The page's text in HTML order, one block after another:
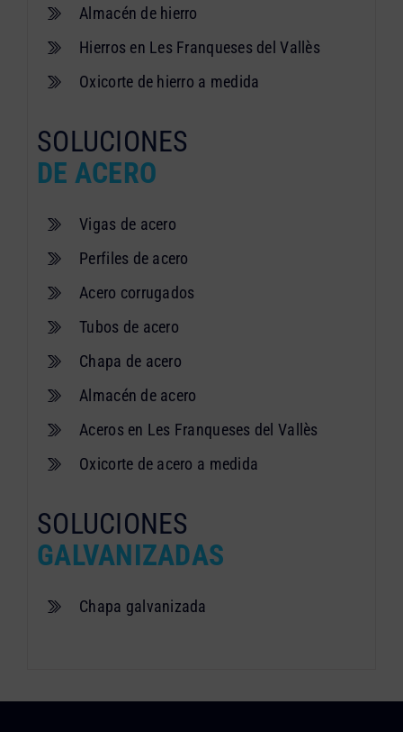
Almacén de hierro
Hierros en Les Franqueses del Vallès
Oxicorte de hierro a medida
SOLUCIONES
DE ACERO
Vigas de acero
Perfiles de acero
Acero corrugados
Tubos de acero
Chapa de acero
Almacén de acero
Aceros en Les Franqueses del Vallès
Oxicorte de acero a medida
SOLUCIONES
GALVANIZADAS
Chapa galvanizada